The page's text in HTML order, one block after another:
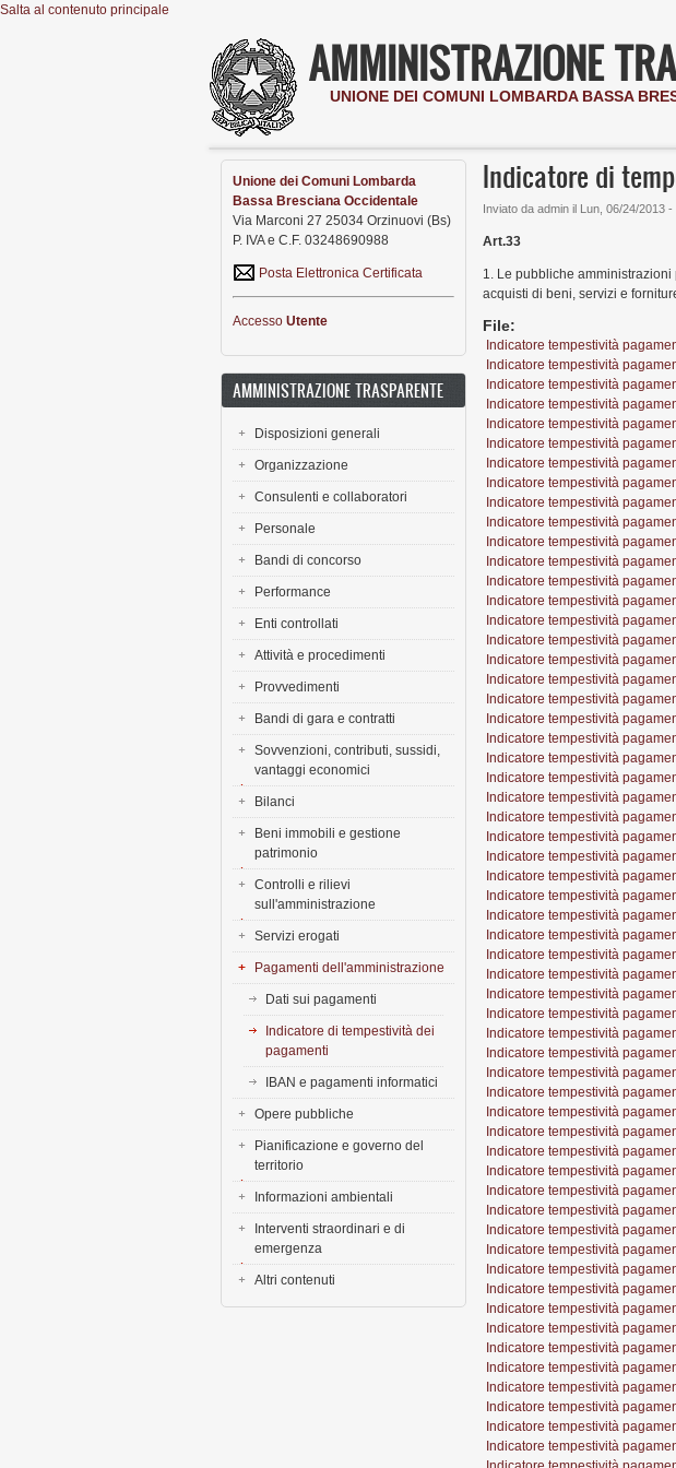
Salta al contenuto principale
AMMINISTRAZIONE
UNIONE DEI COMUNI LOMBARDA BASSA
Indicatore di
Inviato da admin il Lun, 06/24/2013 -
Art.33
1. Le pubbliche
acquisti di beni, servizi e
File:
Indicatore tempestività
Indicatore tempestività
Indicatore tempestività
Indicatore tempestività
Indicatore tempestività
Indicatore tempestività
Indicatore tempestività
Indicatore tempestività
Indicatore tempestività
Indicatore tempestività
Indicatore tempestività
Indicatore tempestività
Indicatore tempestività
Indicatore tempestività
Indicatore tempestività
Indicatore tempestività
Indicatore tempestività
Indicatore tempestività
Indicatore tempestività
Indicatore tempestività
Indicatore tempestività
Indicatore tempestività
Indicatore tempestività
Indicatore tempestività
Indicatore tempestività
Indicatore tempestività
Indicatore tempestività
Indicatore tempestività
Indicatore tempestività
Indicatore tempestività
Indicatore tempestività
Indicatore tempestività
Indicatore tempestività
Indicatore tempestività
Indicatore tempestività
Indicatore tempestività
Indicatore tempestività
Indicatore tempestività
Indicatore tempestività
Indicatore tempestività
Indicatore tempestività
Indicatore tempestività
Indicatore tempestività
Indicatore tempestività
Indicatore tempestività
Indicatore tempestività
Indicatore tempestività
Indicatore tempestività
Indicatore tempestività
Indicatore tempestività
Indicatore tempestività
Indicatore tempestività
Indicatore tempestività
Indicatore tempestività
Indicatore tempestività
Indicatore tempestività
Indicatore tempestività
Unione dei Comuni Lombarda
Bassa Bresciana Occidentale
Via Marconi 27 25034 Orzinuovi (Bs)
P. IVA e C.F. 03248690988
Posta Elettronica Certificata
Accesso Utente
AMMINISTRAZIONE TRASPARENTE
Disposizioni generali
Organizzazione
Consulenti e collaboratori
Personale
Bandi di concorso
Performance
Enti controllati
Attività e procedimenti
Provvedimenti
Bandi di gara e contratti
Sovvenzioni, contributi, sussidi,
vantaggi economici
Bilanci
Beni immobili e gestione
patrimonio
Controlli e rilievi
sull'amministrazione
Servizi erogati
Pagamenti dell'amministrazione
Dati sui pagamenti
Indicatore di tempestività dei
pagamenti
IBAN e pagamenti informatici
Opere pubbliche
Pianificazione e governo del
territorio
Informazioni ambientali
Interventi straordinari e di
emergenza
Altri contenuti